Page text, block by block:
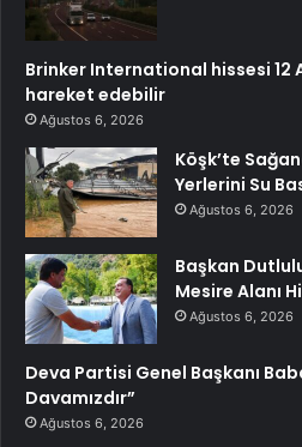
Brinker International hissesi 12
hareket edebilir
Ağustos 6, 2026
Köşk’te
Yerlerini Su
Ağustos 6, 2026
Başkan
Mesire Alanı
Ağustos 6, 2026
Deva Partisi Genel Başkanı
Davamızdır”
Ağustos 6, 2026